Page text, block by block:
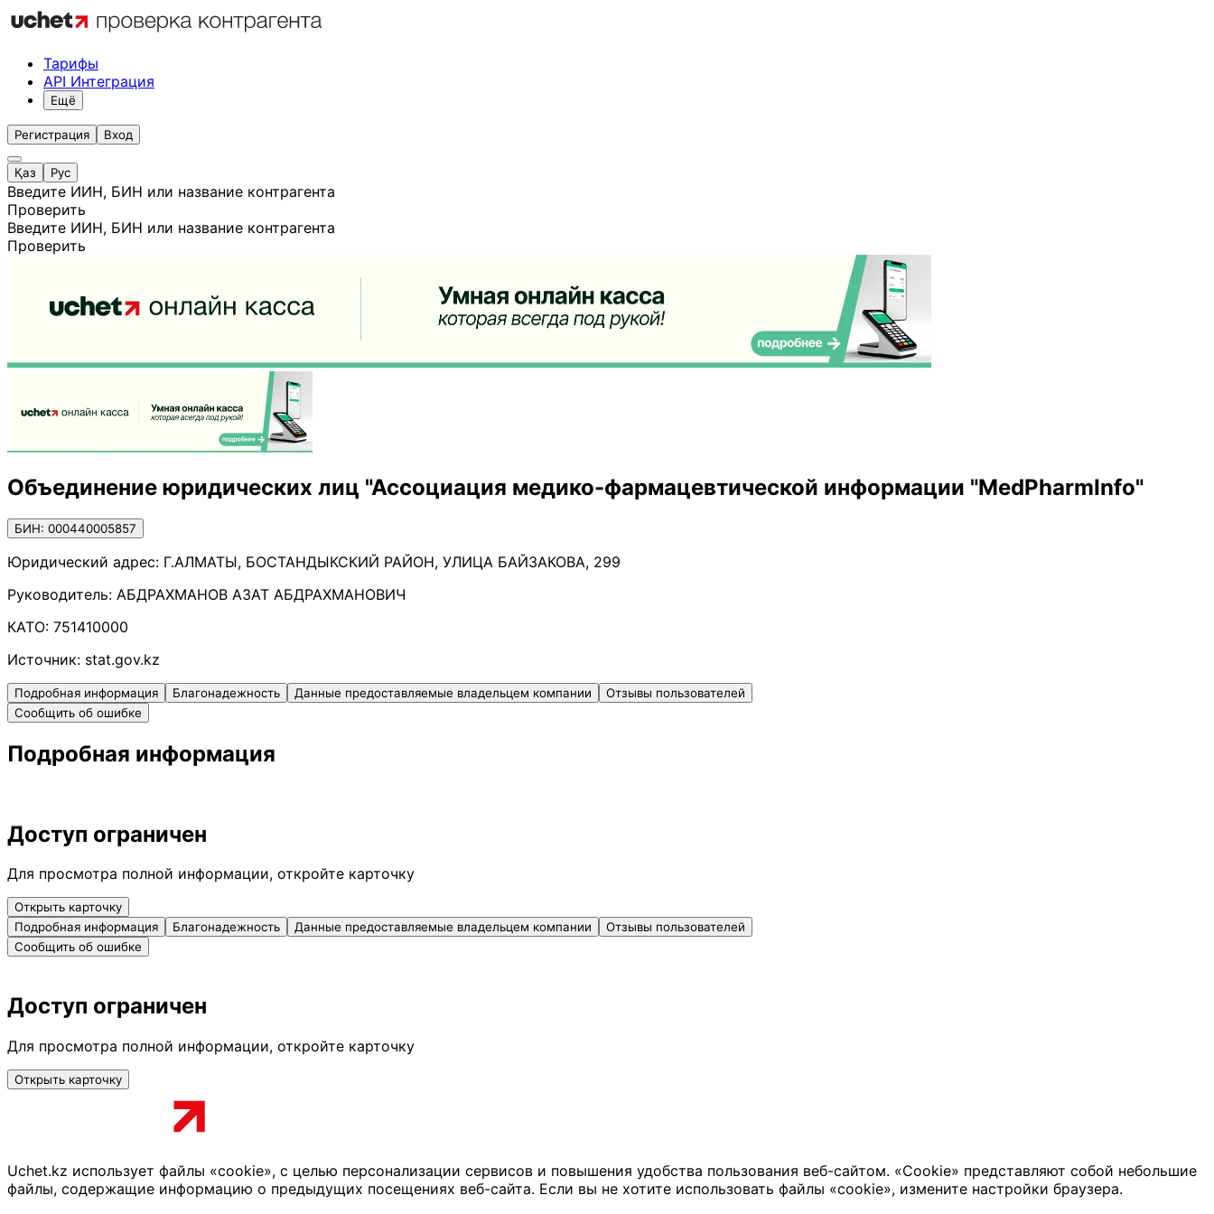
Тарифы
API Интеграция
Ещё
Регистрация Вход
Қаз Рус
Введите ИИН, БИН или название контрагента
Проверить
Введите ИИН, БИН или название контрагента
Проверить
Объединение юридических лиц "Ассоциация медико-фармацевтической информации "MedPharmInfo"
БИН: 000440005857
Юридический адрес: Г.АЛМАТЫ, БОСТАНДЫКСКИЙ РАЙОН, УЛИЦА БАЙЗАКОВА, 299
Руководитель: АБДРАХМАНОВ АЗАТ АБДРАХМАНОВИЧ
КАТО: 751410000
Источник: stat.gov.kz
Подробная информация Благонадежность Данные предоставляемые владельцем компании
Отзывы пользователей
Сообщить об ошибке
Подробная информация
Доступ ограничен
Для просмотра полной информации, откройте карточку
Открыть карточку
Подробная информация
Благонадежность Данные предоставляемые владельцем компании
Отзывы пользователей
Сообщить об ошибке
Доступ ограничен
Для просмотра полной информации, откройте карточку
Открыть карточку
Uchet.kz использует файлы «cookie», с целью персонализации сервисов и повышения удобства пользования веб-сайтом. «Cookie» представляют собой небольшие
файлы, содержащие информацию о предыдущих посещениях веб-сайта. Если вы не хотите использовать файлы «cookie», измените настройки браузера.